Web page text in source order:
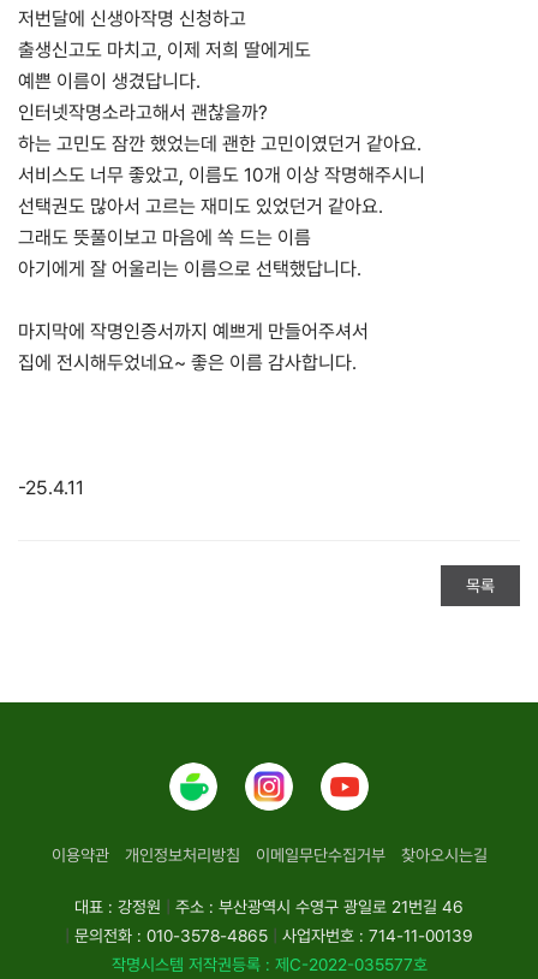
저번달에 신생아작명 신청하고
출생신고도 마치고, 이제 저희 딸에게도
예쁜 이름이 생겼답니다.
인터넷작명소라고해서 괜찮을까?
하는 고민도 잠깐 했었는데 괜한 고민이였던거 같아요.
서비스도 너무 좋았고, 이름도 10개 이상 작명해주시니
선택권도 많아서 고르는 재미도 있었던거 같아요.
그래도 뜻풀이보고 마음에 쏙 드는 이름
아기에게 잘 어울리는 이름으로 선택했답니다.
마지막에 작명인증서까지 예쁘게 만들어주셔서
집에 전시해두었네요~ 좋은 이름 감사합니다.
-25.4.11
목록
이용약관 개인정보처리방침 이메일무단수집거부 찾아오시는길
대표 : 강정원
주소 : 부산광역시 수영구 광일로 21번길 46
문의전화 : 010-3578-4865
사업자번호 : 714-11-00139
작명시스템 저작권등록 : 제C-2022-035577호